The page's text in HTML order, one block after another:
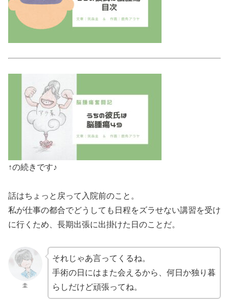
↑の続きです♪
話はちょっと戻って入院前のこと。
私が仕事の都合でどうしても日程をズラせない講習を受け
に行くため、長期出張に出掛けた日のことだ。
圭
それじゃあ言ってくるね。
手術の日にはまた会えるから、何日か独り暮
らしだけど頑張ってね。